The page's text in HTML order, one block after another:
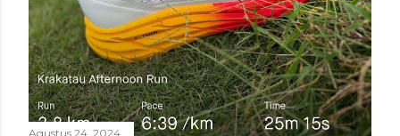
Agustus 24, 2024